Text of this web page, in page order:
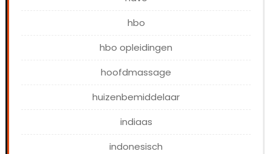
hbo
hbo opleidingen
hoofdmassage
huizenbemiddelaar
indiaas
indonesisch